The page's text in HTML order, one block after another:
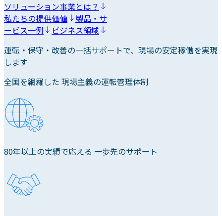
ソリューション事業とは？
私たちの提供価値
製品・サ
ービス一例
ビジネス領域
運転・保守・改善の一括サポートで、現場の安定稼働を実現
します
全国を網羅した 現場主義の運転管理体制
80年以上の実績で応える 一歩先のサポート